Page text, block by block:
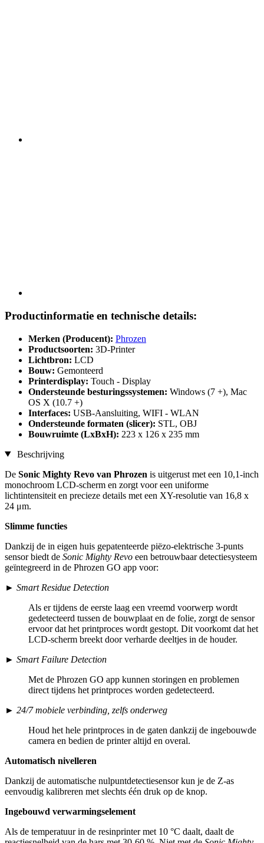
Productinformatie en technische details:
Merken (Producent): Phrozen
Productsoorten: 3D-Printer
Lichtbron: LCD
Bouw: Gemonteerd
Printerdisplay: Touch - Display
Ondersteunde besturingssystemen: Windows (7 +), Mac
OS X (10.7 +)
Interfaces: USB-Aansluiting, WIFI - WLAN
Ondersteunde formaten (slicer): STL, OBJ
Bouwruimte (LxBxH): 223 x 126 x 235 mm
Beschrijving
De Sonic Mighty Revo van Phrozen is uitgerust met een 10,1-inch
monochroom LCD-scherm en zorgt voor een uniforme
lichtintensiteit en precieze details met een XY-resolutie van 16,8 x
24 μm.
Slimme functies
Dankzij de in eigen huis gepatenteerde piëzo-elektrische 3-punts
sensor biedt de Sonic Mighty Revo een betrouwbaar detectiesysteem
geïntegreerd in de Phrozen GO app voor:
► Smart Residue Detection
Als er tijdens de eerste laag een vreemd voorwerp wordt
gedetecteerd tussen de bouwplaat en de folie, zorgt de sensor
ervoor dat het printproces wordt gestopt. Dit voorkomt dat het
LCD-scherm breekt door verharde deeltjes in de houder.
► Smart Failure Detection
Met de Phrozen GO app kunnen storingen en problemen
direct tijdens het printproces worden gedetecteerd.
► 24/7 mobiele verbinding, zelfs onderweg
Houd het hele printproces in de gaten dankzij de ingebouwde
camera en bedien de printer altijd en overal.
Automatisch nivelleren
Dankzij de automatische nulpuntdetectiesensor kun je de Z-as
eenvoudig kalibreren met slechts één druk op de knop.
Ingebouwd verwarmingselement
Als de temperatuur in de resinprinter met 10 °C daalt, daalt de